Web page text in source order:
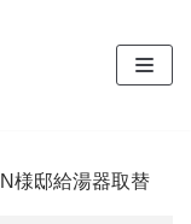
様邸給湯器取替